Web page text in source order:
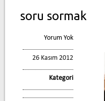
soru sormak
Yorum Yok
26 Kasım 2012
Kategori